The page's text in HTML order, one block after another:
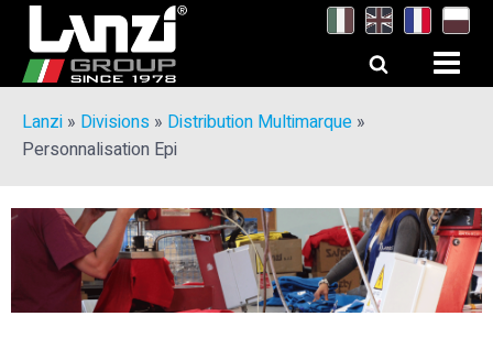
Lanzi » Divisions » Distribution Multimarque »
Personnalisation Epi